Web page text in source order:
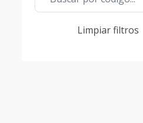
Limpiar filtros